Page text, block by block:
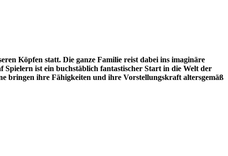
Köpfen statt. Die ganze Familie reist dabei ins imaginäre
ist ein buchstäblich fantastischer Start in die Welt der
bringen ihre Fähigkeiten und ihre Vorstellungskraft altersgemäß